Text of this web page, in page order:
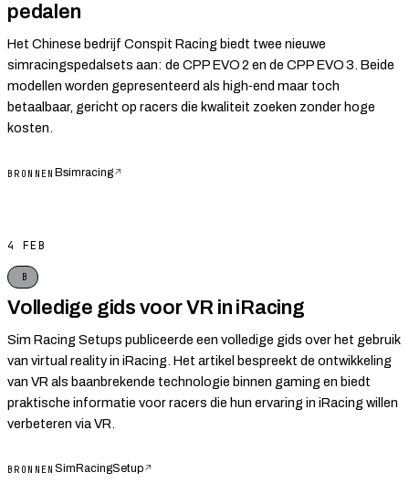
pedalen
Het Chinese bedrijf Conspit Racing biedt twee nieuwe
simracingspedalsets aan: de CPP EVO 2 en de CPP EVO 3. Beide
modellen worden gepresenteerd als high‑end maar toch
betaalbaar, gericht op racers die kwaliteit zoeken zonder hoge
kosten.
BRONNEN Bsimracing↗
4 FEB
B
Volledige gids voor VR in iRacing
Sim Racing Setups publiceerde een volledige gids over het gebruik
van virtual reality in iRacing. Het artikel bespreekt de ontwikkeling
van VR als baanbrekende technologie binnen gaming en biedt
praktische informatie voor racers die hun ervaring in iRacing willen
verbeteren via VR.
BRONNEN SimRacingSetup↗